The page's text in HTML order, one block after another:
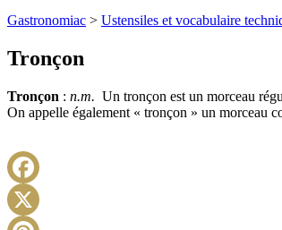
Gastronomiac > Ustensiles et vocabulaire
Tronçon
Tronçon : n.m. Un tronçon est un morceau
On appelle également « tronçon » un morceau